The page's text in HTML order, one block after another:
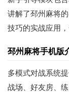
讲解了邳州麻将
技巧的实战应用
邳州麻将手机版
多模式对战系统
战场、好友房、